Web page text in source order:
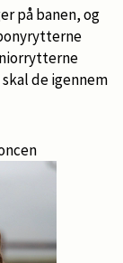
på banen, og
de igennem